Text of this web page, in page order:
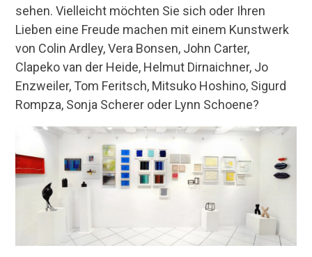
sehen. Vielleicht möchten Sie sich oder Ihren
Lieben eine Freude machen mit einem Kunstwerk
von Colin Ardley, Vera Bonsen, John Carter,
Clapeko van der Heide, Helmut Dirnaichner, Jo
Enzweiler, Tom Feritsch, Mitsuko Hoshino, Sigurd
Rompza, Sonja Scherer oder Lynn Schoene?